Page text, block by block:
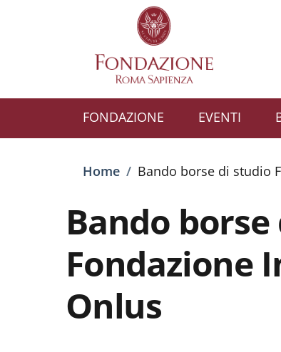
Salta al contenuto principale
FONDAZIONE EVENTI
Briciole di
Home / Bando borse di studio
Bando
Fondazione
Onlus